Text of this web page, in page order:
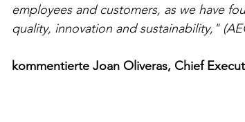
employees and customers, as we have
quality, innovation and sustainability,"
kommentierte Joan Oliveras, Chief